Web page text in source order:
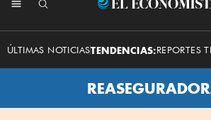
El
ÚLTIMAS NOTICIASTENDENCIAS:REPORTES